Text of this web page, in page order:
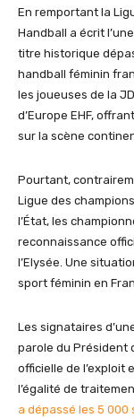
En remportant la
Handball a écrit
titre historique
handball féminin
les joueuses de la
d’Europe EHF,
sur la scène
Pourtant,
Ligue des
l’État, les
reconnaissance
l’Elysée. Une
sport féminin en
Les signataires
parole du Président
officielle de l’exploit
l’égalité de
a dépassé les 5 000